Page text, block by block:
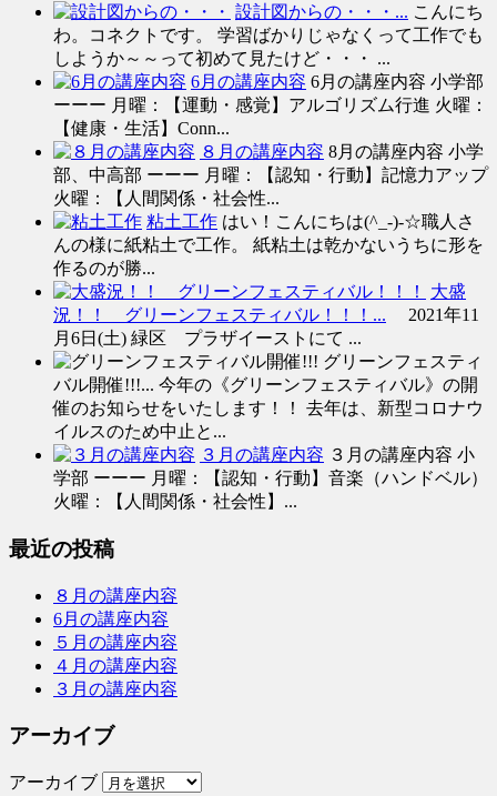
設計図からの・・・... こんにち
わ。コネクトです。 学習ばかりじゃなくって工作でも
しようか～～って初めて見たけど・・・ ...
6月の講座内容 6月の講座内容 小学部
ーーー 月曜：【運動・感覚】アルゴリズム行進 火曜：
【健康・生活】Conn...
８月の講座内容 8月の講座内容 小学
部、中高部 ーーー 月曜：【認知・行動】記憶力アップ
火曜：【人間関係・社会性...
粘土工作 はい！こんにちは(^_-)-☆職人さ
んの様に紙粘土で工作。 紙粘土は乾かないうちに形を
作るのが勝...
大盛
況！！ グリーンフェスティバル！！！...
2021年11
月6日(土) 緑区 プラザイーストにて ...
グリーンフェスティ
バル開催!!!... 今年の《グリーンフェスティバル》の開
催のお知らせをいたします！！ 去年は、新型コロナウ
イルスのため中止と...
３月の講座内容 ３月の講座内容 小
学部 ーーー 月曜：【認知・行動】音楽（ハンドベル）
火曜：【人間関係・社会性】...
最近の投稿
８月の講座内容
6月の講座内容
５月の講座内容
４月の講座内容
３月の講座内容
アーカイブ
アーカイブ